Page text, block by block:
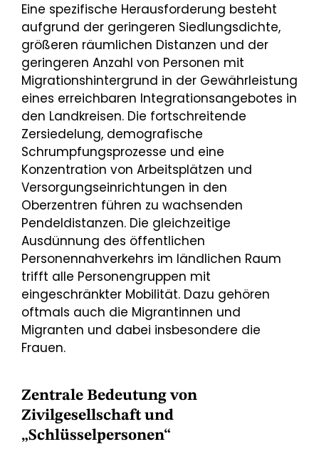
Eine spezifische Herausforderung besteht
aufgrund der geringeren Siedlungsdichte,
größeren räumlichen Distanzen und der
geringeren Anzahl von Personen mit
Migrationshintergrund in der Gewährleistung
eines erreichbaren Integrationsangebotes in
den Landkreisen. Die fortschreitende
Zersiedelung, demografische
Schrumpfungsprozesse und eine
Konzentration von Arbeitsplätzen und
Versorgungseinrichtungen in den
Oberzentren führen zu wachsenden
Pendeldistanzen. Die gleichzeitige
Ausdünnung des öffentlichen
Personennahverkehrs im ländlichen Raum
trifft alle Personengruppen mit
eingeschränkter Mobilität. Dazu gehören
oftmals auch die Migrantinnen und
Migranten und dabei insbesondere die
Frauen.
Zentrale Bedeutung von
Zivilgesellschaft und
„Schlüsselpersonen“